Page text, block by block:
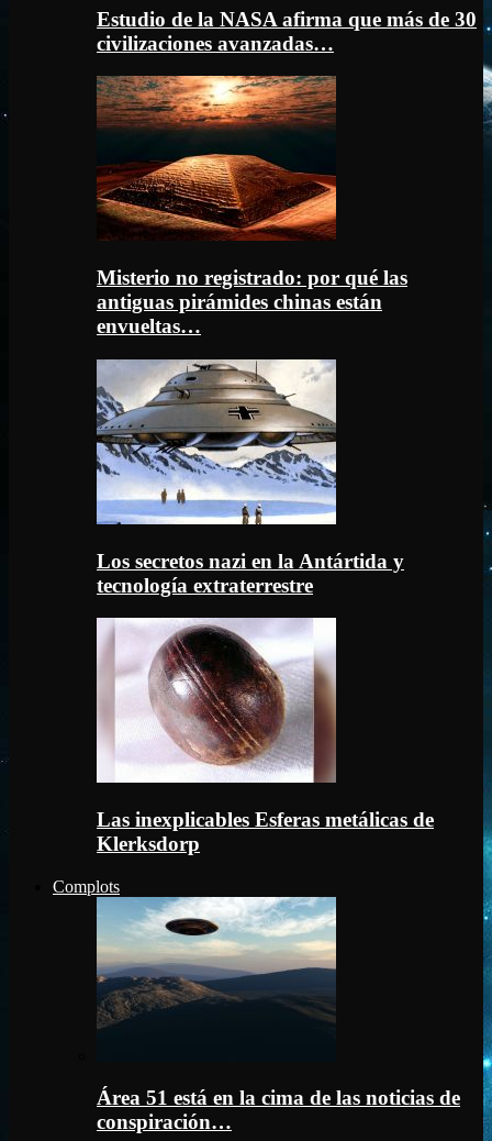
Estudio de la NASA afirma que más de 30
civilizaciones avanzadas…
Misterio no registrado: por qué las
antiguas pirámides chinas están
envueltas…
Los secretos nazi en la Antártida y
tecnología extraterrestre
Las inexplicables Esferas metálicas de
Klerksdorp
Complots
Área 51 está en la cima de las noticias de
conspiración…